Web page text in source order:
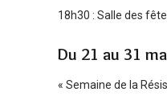
18h30 : Salle des
Du 21 au 31
« Semaine de la